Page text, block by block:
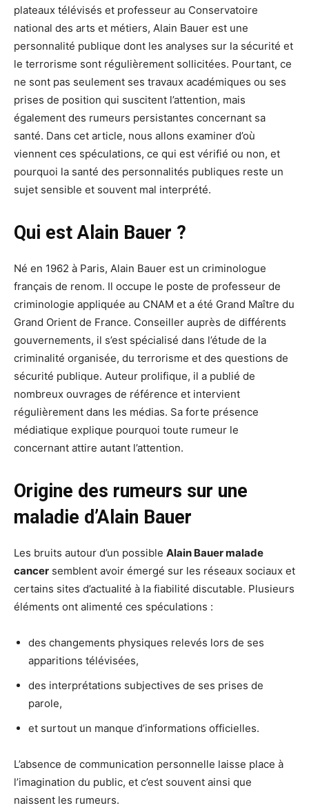
plateaux télévisés et professeur au Conservatoire
national des arts et métiers, Alain Bauer est une
personnalité publique dont les analyses sur la sécurité et
le terrorisme sont régulièrement sollicitées. Pourtant, ce
ne sont pas seulement ses travaux académiques ou ses
prises de position qui suscitent l’attention, mais
également des rumeurs persistantes concernant sa
santé. Dans cet article, nous allons examiner d’où
viennent ces spéculations, ce qui est vérifié ou non, et
pourquoi la santé des personnalités publiques reste un
sujet sensible et souvent mal interprété.
Qui est Alain Bauer ?
Né en 1962 à Paris, Alain Bauer est un criminologue
français de renom. Il occupe le poste de professeur de
criminologie appliquée au CNAM et a été Grand Maître du
Grand Orient de France. Conseiller auprès de différents
gouvernements, il s’est spécialisé dans l’étude de la
criminalité organisée, du terrorisme et des questions de
sécurité publique. Auteur prolifique, il a publié de
nombreux ouvrages de référence et intervient
régulièrement dans les médias. Sa forte présence
médiatique explique pourquoi toute rumeur le
concernant attire autant l’attention.
Origine des rumeurs sur une
maladie d’Alain Bauer
Les bruits autour d’un possible Alain Bauer malade
cancer semblent avoir émergé sur les réseaux sociaux et
certains sites d’actualité à la fiabilité discutable. Plusieurs
éléments ont alimenté ces spéculations :
des changements physiques relevés lors de ses
apparitions télévisées,
des interprétations subjectives de ses prises de
parole,
et surtout un manque d’informations officielles.
L’absence de communication personnelle laisse place à
l’imagination du public, et c’est souvent ainsi que
naissent les rumeurs.